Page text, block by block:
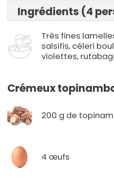
Ingrédients (4
Très fines
salsifis, céleri
violettes,
Crémeux
200 g de
4 œufs